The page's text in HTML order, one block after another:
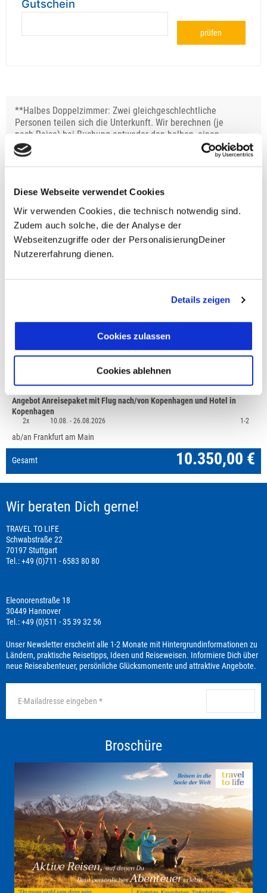
Diese Webseite verwendet Cookies
Wir verwenden Cookies, die technisch notwendig sind.
Zudem auch solche, die der Analyse der
Webseitenzugriffe oder der PersonalisierungDeiner
Nutzererfahrung dienen.
Details zeigen
Cookies zulassen
Cookies ablehnen
Gutschein
prüfen
**Halbes Doppelzimmer: Zwei gleichgeschlechtliche
Personen teilen sich die Unterkunft. Wir berechnen (je
nach Reise) bei Buchung entweder den halben, einen
reduzierten oder den gesamten Einzelzimmerzuschlag.
Finden wir eine/n Partner/in, dann erhältst Du den
Zuschlag zurück.
Unsere Reisen und Seminare sind nicht barrierefrei.
Fragen zur Buchung?
+49 (0)711 - 6583 80 80
Reise: Westgrönland - Natur und Wanderreise,
Mindestteilnehmerzahl 7
Angebot Anreisepaket mit Flug nach/von Kopenhagen und Hotel in
Kopenhagen
2x 10.08. -26.08.2026 1-2
ab/an Frankfurt am Main
Gesamt 10.350,00 €
Wir beraten Dich gerne!
TRAVEL TO LIFE
Schwabstraße 22
70197 Stuttgart
Tel.: +49 (0)711 - 6583 80 80
Eleonorenstraße 18
30449 Hannover
Tel.: +49 (0)511 - 35 39 32 56
Unser Newsletter erscheint alle 1-2 Monate mit Hintergrundinformationen zu
Ländern, praktische Reisetipps, Ideen und Reiseweisen. Informiere Dich über
neue Reiseabenteuer, persönliche Glücksmomente und attraktive Angebote.
Broschüre